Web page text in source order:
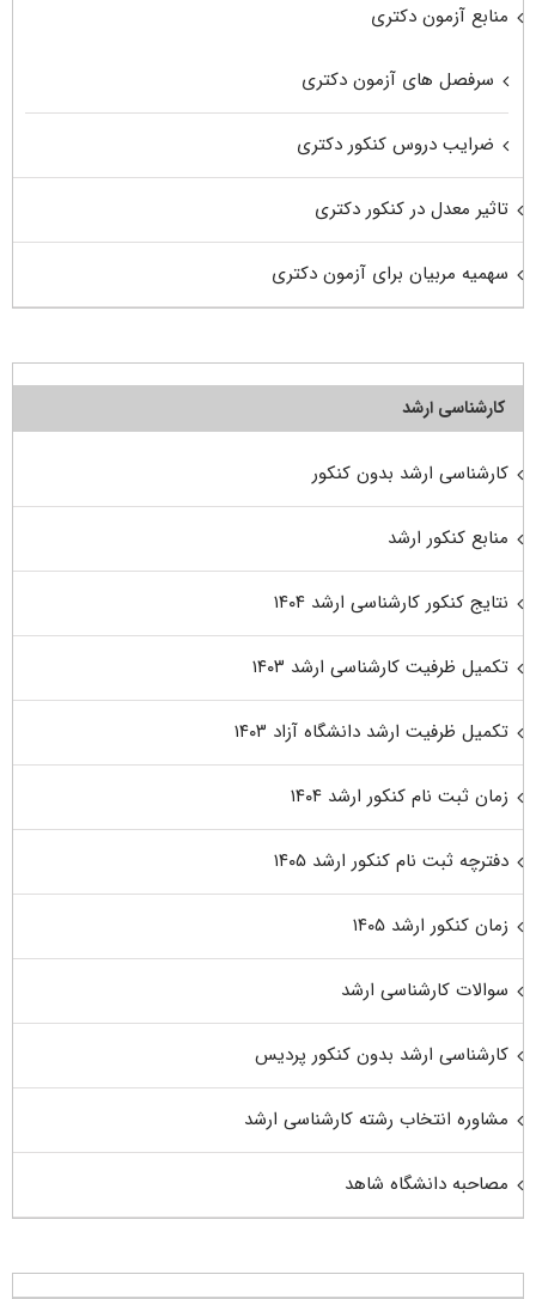
منابع آزمون دکتری
سرفصل های آزمون دکتری
ضرایب دروس کنکور دکتری
تاثیر معدل در کنکور دکتری
سهمیه مربیان برای آزمون دکتری
کارشناسی ارشد
کارشناسی ارشد بدون کنکور
منابع کنکور ارشد
نتایج کنکور کارشناسی ارشد ۱۴۰۴
تکمیل ظرفیت کارشناسی ارشد ۱۴۰۳
تکمیل ظرفیت ارشد دانشگاه آزاد ۱۴۰۳
زمان ثبت نام کنکور ارشد ۱۴۰۴
دفترچه ثبت نام کنکور ارشد ۱۴۰۵
زمان کنکور ارشد ۱۴۰۵
سوالات کارشناسی ارشد
کارشناسی ارشد بدون کنکور پردیس
مشاوره انتخاب رشته کارشناسی ارشد
مصاحبه دانشگاه شاهد